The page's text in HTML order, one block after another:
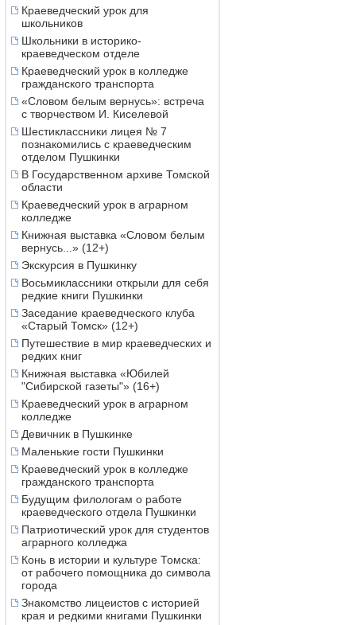
Краеведческий урок для
школьников
Школьники в историко-
краеведческом отделе
Краеведческий урок в колледже
гражданского транспорта
«Словом белым вернусь»: встреча
с творчеством И. Киселевой
Шестиклассники лицея № 7
познакомились с краеведческим
отделом Пушкинки
В Государственном архиве Томской
области
Краеведческий урок в аграрном
колледже
Книжная выставка «Словом белым
вернусь...» (12+)
Экскурсия в Пушкинку
Восьмиклассники открыли для себя
редкие книги Пушкинки
Заседание краеведческого клуба
«Старый Томск» (12+)
Путешествие в мир краеведческих и
редких книг
Книжная выставка «Юбилей
"Сибирской газеты"» (16+)
Краеведческий урок в аграрном
колледже
Девичник в Пушкинке
Маленькие гости Пушкинки
Краеведческий урок в колледже
гражданского транспорта
Будущим филологам о работе
краеведческого отдела Пушкинки
Патриотический урок для студентов
аграрного колледжа
Конь в истории и культуре Томска:
от рабочего помощника до символа
города
Знакомство лицеистов с историей
края и редкими книгами Пушкинки